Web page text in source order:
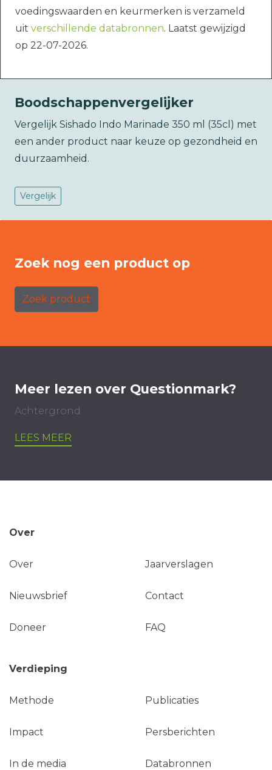
voedingswaarden en keurmerken is verzameld
uit verschillende databronnen. Laatst gewijzigd
op 22-07-2026.
Boodschappenvergelijker
Vergelijk Sishado Indo Marinade 350 ml (35cl) met
een ander product naar keuze op gezondheid en
duurzaamheid.
Vergelijk
Zoek nog een product op
Zoek product
Meer lezen over Questionmark?
Achtergrond
LEES MEER
Over
Over Jaarverslagen
Nieuwsbrief Contact
Doneer FAQ
Verdieping
Methode Publicaties
Impact Persberichten
In de media Databronnen